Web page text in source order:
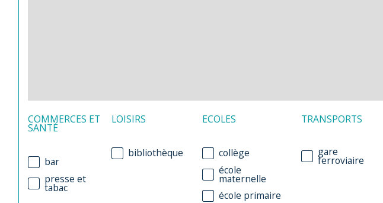
COMMERCES ET
SANTÉ
bar
presse et
tabac
LOISIRS
bibliothèque
ECOLES
collège
école
maternelle
école primaire
TRANSPORTS
gare
ferroviaire